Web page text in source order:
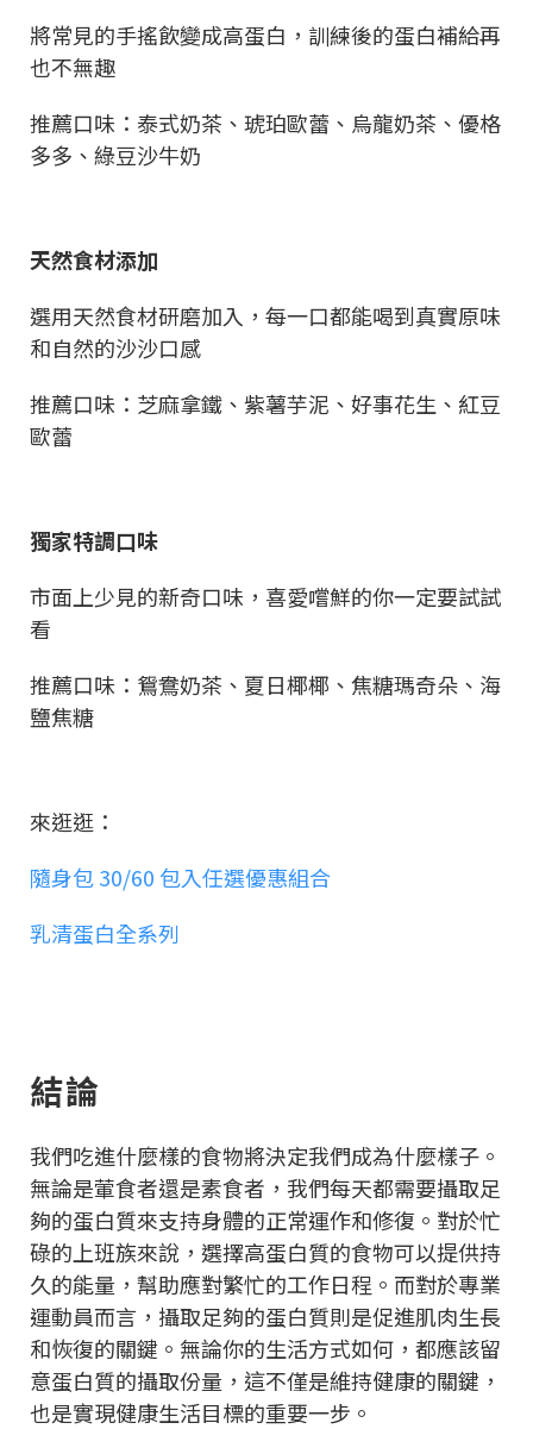
將常見的手搖飲變成高蛋白，訓練後的蛋白補給再
也不無趣
推薦口味：泰式奶茶、琥珀歐蕾、烏龍奶茶、優格
多多、綠豆沙牛奶
天然食材添加
選用天然食材研磨加入，每一口都能喝到真實原味
和自然的沙沙口感
推薦口味：芝麻拿鐵、紫薯芋泥、好事花生、紅豆
歐蕾
獨家特調口味
市面上少見的新奇口味，喜愛嚐鮮的你一定要試試
看
推薦口味：鴛鴦奶茶、夏日椰椰、焦糖瑪奇朵、海
鹽焦糖
來逛逛：
隨身包 30/60 包入任選優惠組合
乳清蛋白全系列
結論
我們吃進什麼樣的食物將決定我們成為什麼樣子。
無論是葷食者還是素食者，我們每天都需要攝取足
夠的蛋白質來支持身體的正常運作和修復。對於忙
碌的上班族來說，選擇高蛋白質的食物可以提供持
久的能量，幫助應對繁忙的工作日程。而對於專業
運動員而言，攝取足夠的蛋白質則是促進肌肉生長
和恢復的關鍵。無論你的生活方式如何，都應該留
意蛋白質的攝取份量，這不僅是維持健康的關鍵，
也是實現健康生活目標的重要一步。